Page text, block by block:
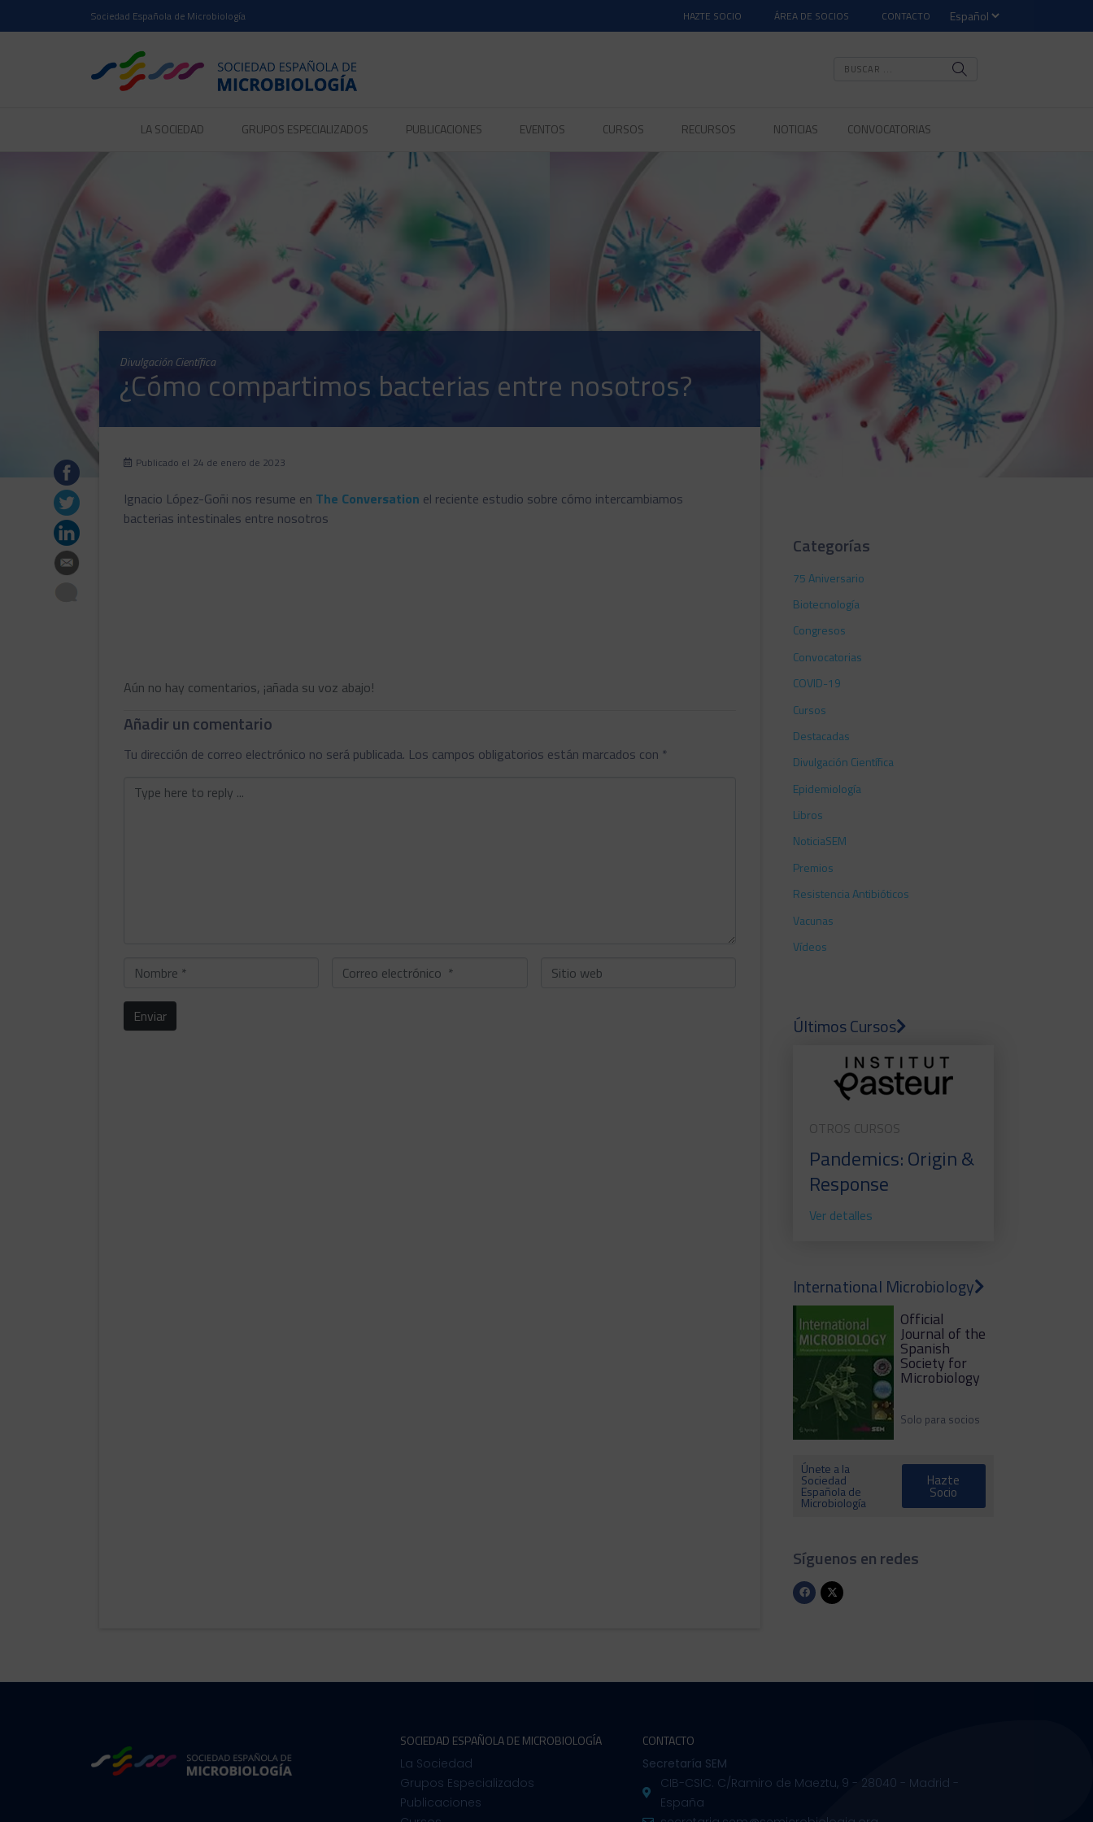
Sociedad Española de Microbiología HAZTE SOCIO ÁREA DE SOCIOS CONTACTO
LA SOCIEDAD GRUPOS ESPECIALIZADOS PUBLICACIONES EVENTOS CURSOS RECURSOS NOTICIAS CONVOCATORIAS
Divulgación Científica
¿Cómo compartimos bacterias entre nosotros?
Publicado el 24 de enero de 2023
Ignacio López-Goñi nos resume en The Conversation el reciente estudio sobre cómo intercambiamos
bacterias intestinales entre nosotros
Aún no hay comentarios, ¡añada su voz abajo!
Añadir un comentario
Tu dirección de correo electrónico no será publicada. Los campos obligatorios están marcados con *
Comentario
Nombre
Correo
Sitio
Enviar
Categorías
75 Aniversario
Biotecnología
Congresos
Convocatorias
COVID-19
Cursos
Destacadas
Divulgación Científica
Epidemiología
Libros
NoticiaSEM
Premios
Resistencia Antibióticos
Vacunas
Vídeos
Últimos Cursos
OTROS CURSOS
Pandemics: Origin &
Response
Ver detalles
International Microbiology
Official
Journal of the
Spanish
Society for
Microbiology
Solo para socios
Únete a la
Sociedad
Española de
Microbiología
Hazte
Socio
Síguenos en redes
SOCIEDAD ESPAÑOLA DE MICROBIOLOGÍA
La Sociedad
Grupos Especializados
Publicaciones
CONTACTO
Secretaría SEM
CIB-CSIC. C/Ramiro de Maeztu, 9 - 28040 - Madrid -
España